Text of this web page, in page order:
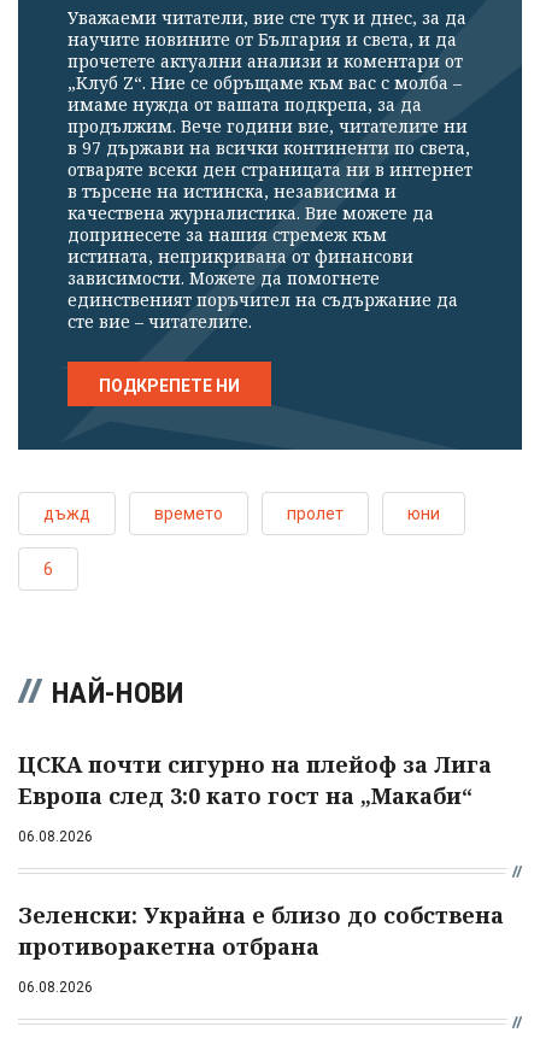
излязохте от
профила си!
Уважаеми читатели, вие сте тук и днес, за да
научите новините от България и света, и да
прочетете актуални анализи и коментари от
„Клуб Z“. Ние се обръщаме към вас с молба –
имаме нужда от вашата подкрепа, за да
продължим. Вече години вие, читателите ни
в 97 държави на всички континенти по света,
отваряте всеки ден страницата ни в интернет
в търсене на истинска, независима и
качествена журналистика. Вие можете да
допринесете за нашия стремеж към
истината, неприкривана от финансови
зависимости. Можете да помогнете
единственият поръчител на съдържание да
сте вие – читателите.
ПОДКРЕПЕТЕ НИ
дъжд времето пролет юни
6
НАЙ-НОВИ
ЦСКА почти сигурно на плейоф за Лига
Европа след 3:0 като гост на „Макаби“
06.08.2026
Зеленски: Украйна е близо до собствена
противоракетна отбрана
06.08.2026